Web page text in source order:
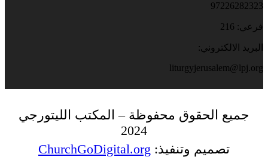
97226282323
فرعي: 216
البريد الالكتروني:
liturgyjerusalem@lpj.org
جميع الحقوق محفوظة – المكتب الليتورجي
2024
تصميم وتنفيذ: ChurchGoDigital.org